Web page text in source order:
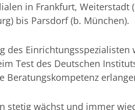
in Frankfurt,
bis Parsdorf (b. München).
des
Test des Deutschen
Beratungskompetenz
stetig wächst und immer